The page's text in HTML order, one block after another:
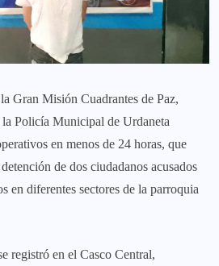
Gran Misión Cuadrantes de Paz,
Policía Municipal de Urdaneta
en menos de 24 horas, que
de dos ciudadanos acusados
en diferentes sectores de la parroquia
registró en el Casco Central,